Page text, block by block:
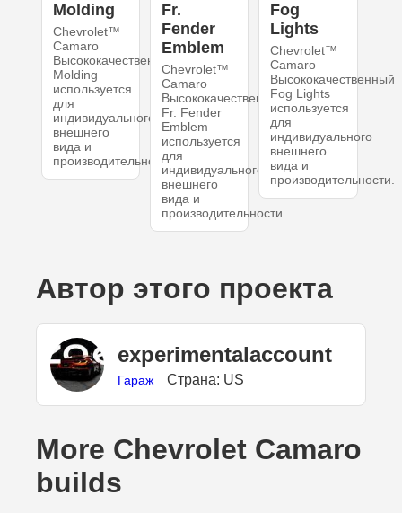
Molding
Chevrolet™
Camaro
Высококачественный
Molding
используется
для
индивидуального
внешнего
вида и
производительности.
Fr.
Fender
Emblem
Chevrolet™
Camaro
Высококачественный
Fr. Fender
Emblem
используется
для
индивидуального
внешнего
вида и
производительности.
Fog
Lights
Chevrolet™
Camaro
Высококачественный
Fog Lights
используется
для
индивидуального
внешнего
вида и
производительности.
Автор этого проекта
experimentalaccount
Гараж Страна: US
More Chevrolet Camaro
builds